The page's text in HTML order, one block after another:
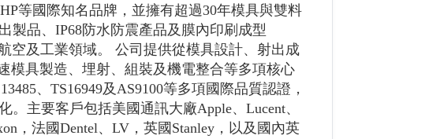
等國際知名品牌，並擁有超過30年模具與雙料
製品、IP68防水防震產品及膜內印刷成型
空及工業領域。 公司提供從模具設計、射出成
模具製造、埋射、組裝及機電整合等多項核心
、TS16949及AS9100等多項國際品質認證，
主要客戶包括美國通訊大廠Apple、Lucent、
，法國Dentel、LV，英國Stanley，以及國內英